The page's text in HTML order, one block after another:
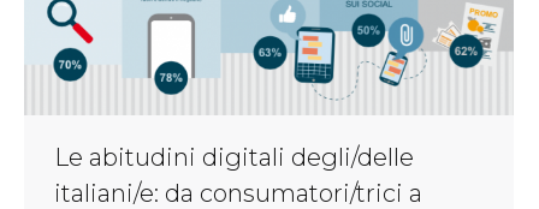
Le abitudini digitali degli/delle
italiani/e: da consumatori/trici a